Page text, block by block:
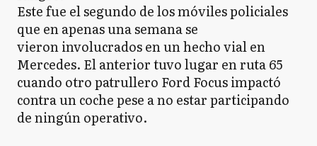
Este fue el segundo de los móviles policiales
que en apenas una semana se
vieron involucrados en un hecho vial en
Mercedes. El anterior tuvo lugar en ruta 65
cuando otro patrullero Ford Focus impactó
contra un coche pese a no estar participando
de ningún operativo.